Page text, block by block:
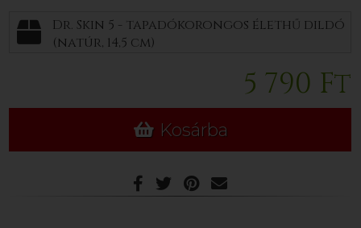
Dr. Skin 5 - tapadókorongos élethű dildó
(natúr, 14,5 cm)
5 790 Ft
Kosárba